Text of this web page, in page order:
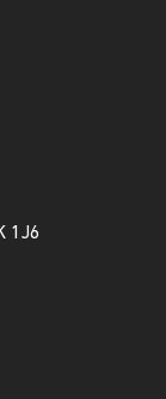
1J6